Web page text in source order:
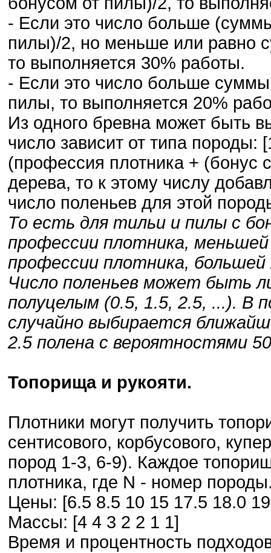
- Если это число больше
пилы)/2, но меньше или равно
то выполняется 30% работы.
- Если это число больше
пилы, то выполняется 20%
Из одного бревна может быть
число зависит от типа
(профессия плотника +
дерева, то к этому числу
число поленьев для этой
То есть для тильи и пилы с
профессии плотника, меньшей
профессии плотника, большей
Число поленьев может быть
полуцелым (0.5, 1.5, 2.5, ...). В
случайно выбирается
2.5 полена с вероятностями
Топорища и рукояти.
Плотники могут получить
сентисового, корбусового,
пород 1-3, 6-9). Каждое
плотника, где N - номер
Цены: [6.5 8.5 10 15 17.5 18.0
Массы: [4 4 3 2 2 1 1]
Время и процентность